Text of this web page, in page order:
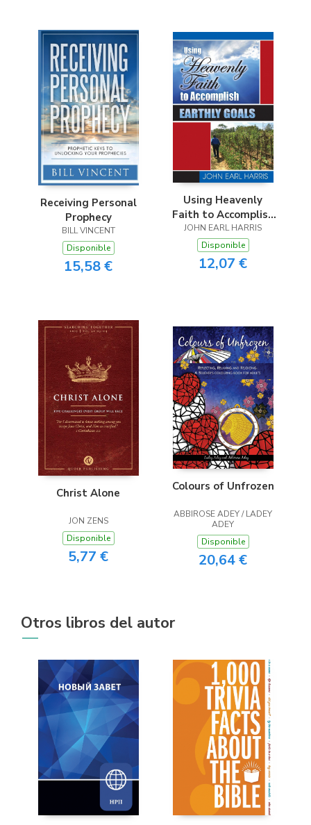
Receiving Personal
Prophecy
BILL VINCENT
Disponible
15,58 €
Using Heavenly
Faith to Accomplish
Earthly Goals
JOHN EARL HARRIS
Disponible
12,07 €
Christ Alone
JON ZENS
Disponible
5,77 €
Colours of Unfrozen
ABBIROSE ADEY / LADEY
ADEY
Disponible
20,64 €
Otros libros del autor